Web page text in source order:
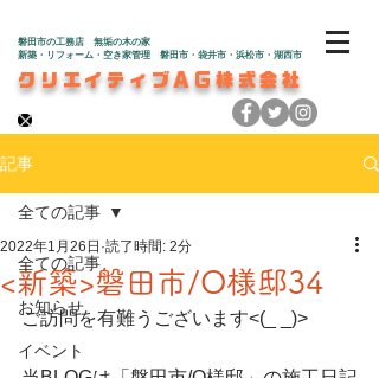
クリエイティブAG株式会社
磐田市の工務店 無垢の木の家
新築・リフォーム・空き家管理 磐田市・袋井市・浜松市・湖西市
記事
全ての記事
お知らせ
イベント
全ての記事
<新築>磐田市/O様邸34
2022年1月26日 読了時間: 2分
ご訪問を有難うございます<(_ _)>